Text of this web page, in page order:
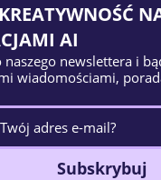
AI
naszego newslettera i
wiadomościami,
Subskrybuj